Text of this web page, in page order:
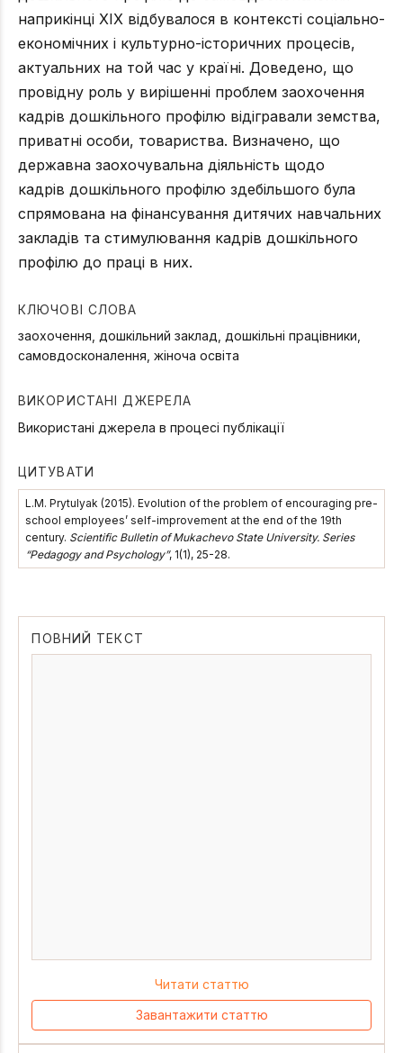
наприкінці ХІХ відбувалося в контексті соціально-
економічних і культурно-історичних процесів,
актуальних на той час у країні. Доведено, що
провідну роль у вирішенні проблем заохочення
кадрів дошкільного профілю відігравали земства,
приватні особи, товариства. Визначено, що
державна заохочувальна діяльність щодо
кадрів дошкільного профілю здебільшого була
спрямована на фінансування дитячих навчальних
закладів та стимулювання кадрів дошкільного
профілю до праці в них.
КЛЮЧОВІ СЛОВА
заохочення, дошкільний заклад, дошкільні працівники,
самовдосконалення, жіноча освіта
ВИКОРИСТАНІ ДЖЕРЕЛА
Використані джерела в процесі публікації
ЦИТУВАТИ
L.M. Prytulyak (2015). Evolution of the problem of encouraging pre-
school employees’ self-improvement at the end of the 19th
century. Scientific Bulletin of Mukachevo State University. Series
“Pedagogy and Psychology”, 1(1), 25-28.
ПОВНИЙ ТЕКСТ
Читати статтю
Завантажити статтю